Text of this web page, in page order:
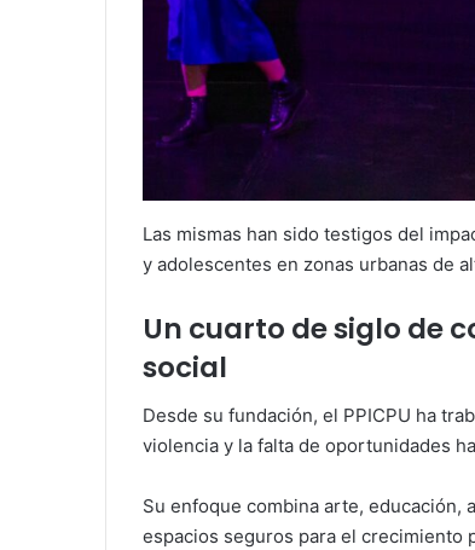
Las mismas han sido testigos del
y adolescentes en zonas urbanas de
Un cuarto de siglo de
social
Desde su fundación, el PPICPU ha
violencia y la falta de oportunidades
Su enfoque combina arte, educación,
espacios seguros para el crecimiento